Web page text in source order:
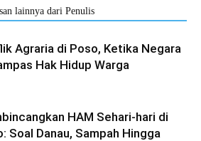
lainnya dari Penulis
Agraria di Poso, Ketika Negara
Hak Hidup Warga
HAM Sehari-hari di
Soal Danau, Sampah Hingga